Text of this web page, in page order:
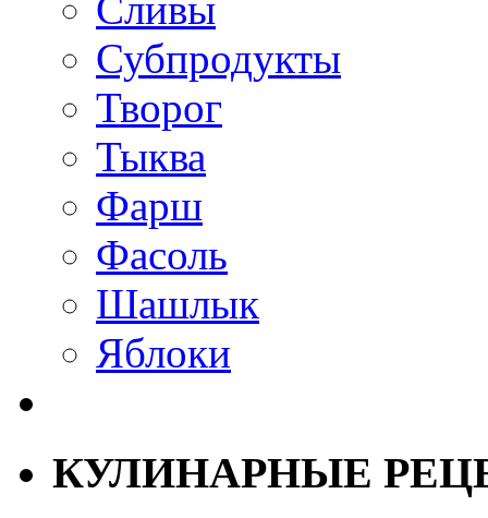
Субпродукты
Творог
Тыква
Фарш
Фасоль
Шашлык
Яблоки
КУЛИНАРНЫЕ